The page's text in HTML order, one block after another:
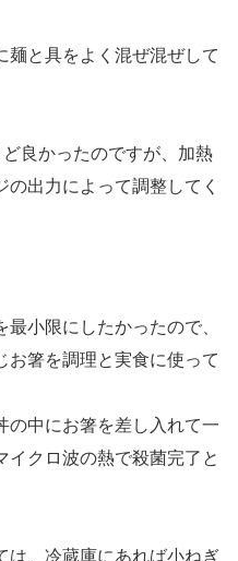
麺と具をよく混ぜ混ぜして
良かったのですが、加熱
出力によって調整してく
小限にしたかったので、
お箸を調理と実食に使って
の中にお箸を差し入れて一
イクロ波の熱で殺菌完了と
は、冷蔵庫にあれば小ねぎ